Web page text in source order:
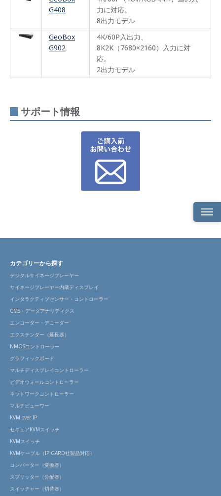
G408
力に対応。
8出力モデル
GeoBox
G902
4K/60P入出力、
8K2K（7680×2160）入力に対
応。
2出力モデル
サポート情報
例
カテゴリーから探す
デジタルサイネージプレーヤー
サイネージプレーヤー内蔵ディスプレイ
インタラクティブセンサー・コントローラー
CMS・データアナリティクス
エンコーダー・デコーダー
エクステンダー（延長器）
NMOSコントローラー
グラフィックボード
マルチディスプレイコントローラー
ビデオウォールコントローラー
ネットワークコントローラー
マルチビューワー
KVM over IP
セキュアKVMスイッチ
KVMスイッチ
KVMケーブル（IP GARD社製品対応）
コンバーター（変換器）
スプリッター（分配器）
スイッチャー（切替器）